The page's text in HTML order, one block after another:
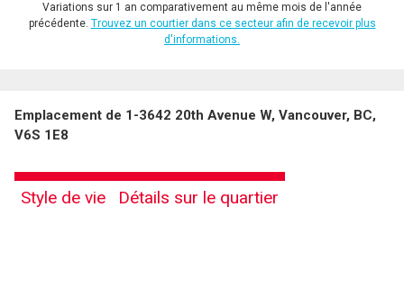
Variations sur 1 an comparativement au même mois de l'année
précédente. Trouvez un courtier dans ce secteur afin de recevoir plus
d'informations.
Emplacement de 1-3642 20th Avenue W, Vancouver, BC,
V6S 1E8
Style de vie Détails sur le quartier